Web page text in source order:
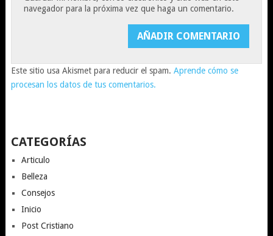
navegador para la próxima vez que haga un comentario.
Este sitio usa Akismet para reducir el spam. Aprende cómo se
procesan los datos de tus comentarios.
CATEGORÍAS
Articulo
Belleza
Consejos
Inicio
Post Cristiano